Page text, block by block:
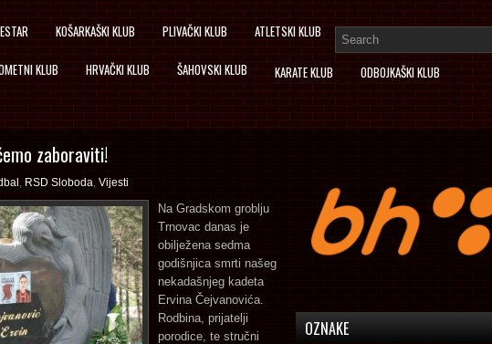
KOŠARKAŠKI KLUB PLIVAČKI KLUB ATLETSKI KLUB
KLUB HRVAČKI KLUB ŠAHOVSKI KLUB KARATE KLUB ODBOJKAŠKI KLUB
zaboraviti!
, RSD Sloboda, Vijesti
Na Gradskom groblju
Trnovac danas je
obilježena sedma
godišnjica smrti našeg
nekadašnjeg kadeta
Ervina Čejvanovića.
Rodbina, prijatelji
porodice, te stručni
OZNAKE